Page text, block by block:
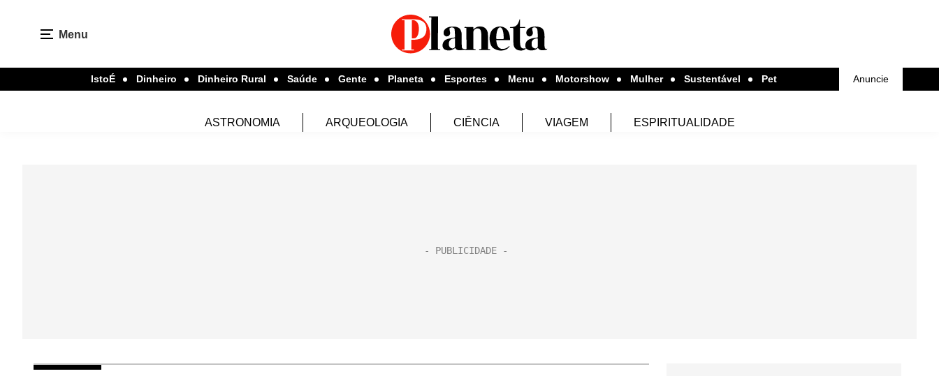
Menu
IstoÉ Dinheiro Dinheiro Rural Saúde Gente Planeta Esportes Menu Motorshow Mulher Sustentável Pet Anuncie
ASTRONOMIA ARQUEOLOGIA CIÊNCIA VIAGEM ESPIRITUALIDADE